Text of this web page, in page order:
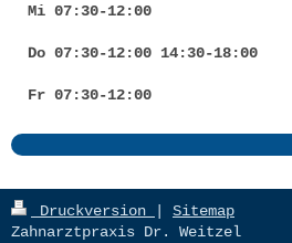
Mi 07:30-12:00
Do 07:30-12:00 14:30-18:00
Fr 07:30-12:00
Druckversion
Sitemap
Zahnarztpraxis Dr. Weitzel